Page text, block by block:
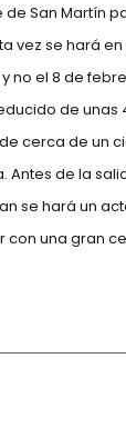
San Martín
vez se hará
no el 8 de
de
cerca de un
de la
se hará un
con una gran